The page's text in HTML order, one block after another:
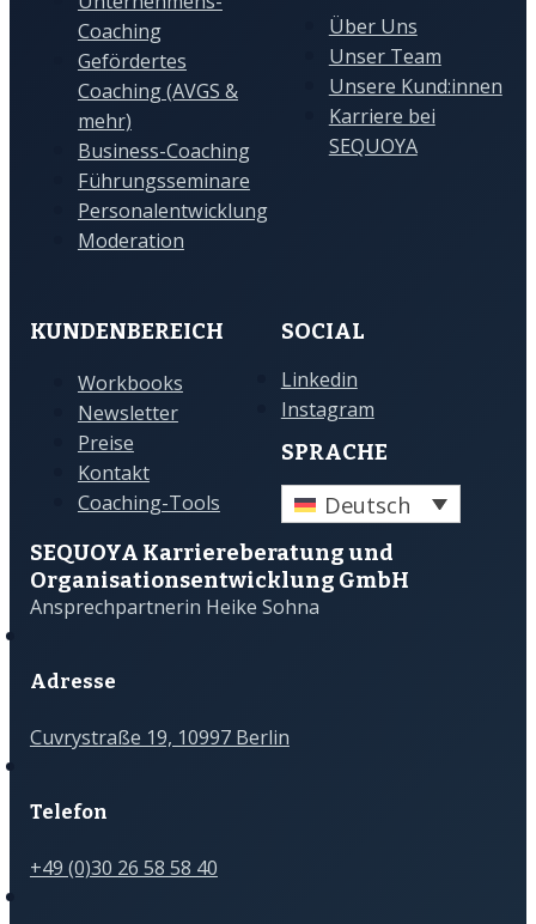
Coaching
Gefördertes
Coaching (AVGS &
mehr)
Business-Coaching
Führungsseminare
Personalentwicklung
Moderation
Über Uns
Unser Team
Unsere Kund:innen
Karriere bei
SEQUOYA
KUNDENBEREICH
Workbooks
Newsletter
Preise
Kontakt
Coaching-Tools
SOCIAL
Linkedin
Instagram
SPRACHE
Deutsch
SEQUOYA Karriere­­beratung und
Organisations­­entwicklung GmbH
Ansprechpartnerin Heike Sohna
Adresse
Cuvrystraße 19, 10997 Berlin
Telefon
+49 (0)30 26 58 58 40